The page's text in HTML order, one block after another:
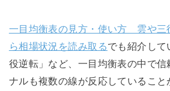
一目均衡表の見方・使い方 雲や三
ら相場状況を読み取るでも紹介して
役逆転」など、一目均衡表の中で
ナルも複数の線が反応していること